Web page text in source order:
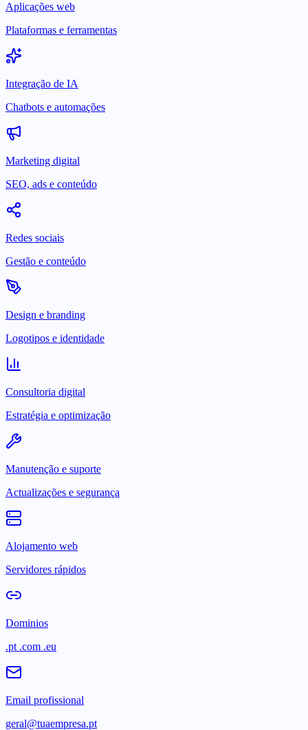
Aplicações web
Plataformas e ferramentas
Integração de IA
Chatbots e automações
Marketing digital
SEO, ads e conteúdo
Redes sociais
Gestão e conteúdo
Design e branding
Logotipos e identidade
Consultoria digital
Estratégia e optimização
Manutenção e suporte
Actualizações e segurança
Alojamento web
Servidores rápidos
Dominios
.pt .com .eu
Email profissional
geral@tuaempresa.pt